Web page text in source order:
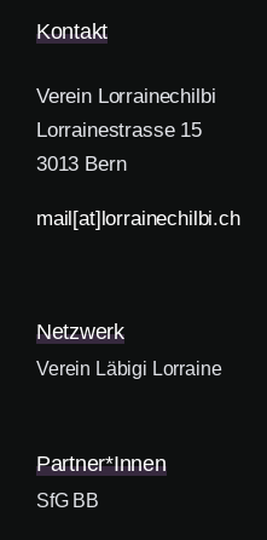
Kontakt
Verein Lorrainechilbi
Lorrainestrasse 15
3013 Bern
mail[at]lorrainechilbi.ch
Netzwerk
Verein Läbigi Lorraine
Partner*innen
SfG BB